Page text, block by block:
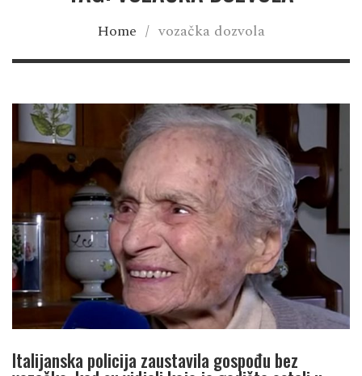
Home / vozačka dozvola
Italijanska policija zaustavila gospođu bez